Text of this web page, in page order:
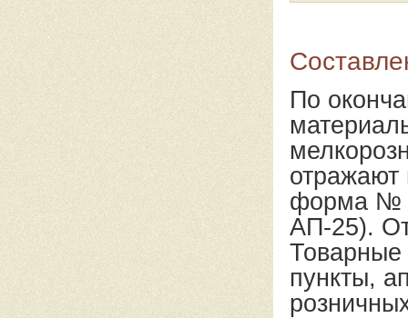
По
отражают
форма №
АП-25).
Товарные
пункты,